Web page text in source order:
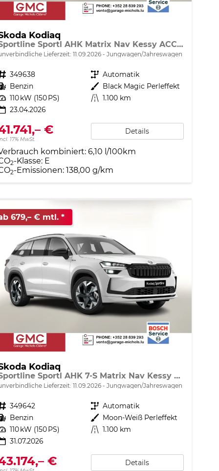
Kodiaq
Sportline Sportl AHK Matrix Nav Kessy ACC SunS SHZ
Lieferzeit: 11.09.2026 Jungwagen/Jahreswagen
Fahrzeugnr. 349638 Getriebe Automatik
Kraftstoff Benzin Außenfarbe Black Magic Perleffekt
Leistung 110 kW (150 PS) Kilometerstand 1.100 km
23.04.2026
€
17% MwSt.
Details
kombiniert: 6,10 l/100km
2-Klasse: E
2-Emissionen: 138,00 g/km
679,– € mtl.
Kodiaq
Sportline Sportl AHK 7-S Matrix Nav Kessy ACC SunS
Lieferzeit: 11.09.2026 Jungwagen/Jahreswagen
Fahrzeugnr. 349642 Getriebe Automatik
Kraftstoff Benzin Außenfarbe Moon-Weiß Perleffekt
Leistung 110 kW (150 PS) Kilometerstand 1.100 km
31.07.2026
€ Details